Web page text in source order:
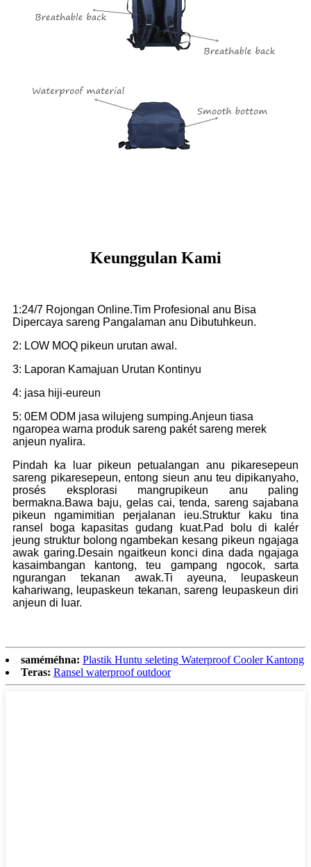
Keunggulan Kami
1:24/7 Rojongan Online.Tim Profesional anu Bisa
Dipercaya sareng Pangalaman anu Dibutuhkeun.
2: LOW MOQ pikeun urutan awal.
3: Laporan Kamajuan Urutan Kontinyu
4: jasa hiji-eureun
5: 0EM ODM jasa wilujeng sumping.Anjeun tiasa
ngaropea warna produk sareng pakét sareng merek
anjeun nyalira.
Pindah ka luar pikeun petualangan anu pikaresepeun
sareng pikaresepeun, entong sieun anu teu dipikanyaho,
prosés eksplorasi mangrupikeun anu paling
bermakna.Bawa baju, gelas cai, tenda, sareng sajabana
pikeun ngamimitian perjalanan ieu.Struktur kaku tina
ransel boga kapasitas gudang kuat.Pad bolu di kalér
jeung struktur bolong ngambekan kesang pikeun ngajaga
awak garing.Desain ngaitkeun konci dina dada ngajaga
kasaimbangan kantong, teu gampang ngocok, sarta
ngurangan tekanan awak.Ti ayeuna, leupaskeun
kahariwang, leupaskeun tekanan, sareng leupaskeun diri
anjeun di luar.
saméméhna: Plastik Huntu seleting Waterproof Cooler Kantong
Teras: Ransel waterproof outdoor